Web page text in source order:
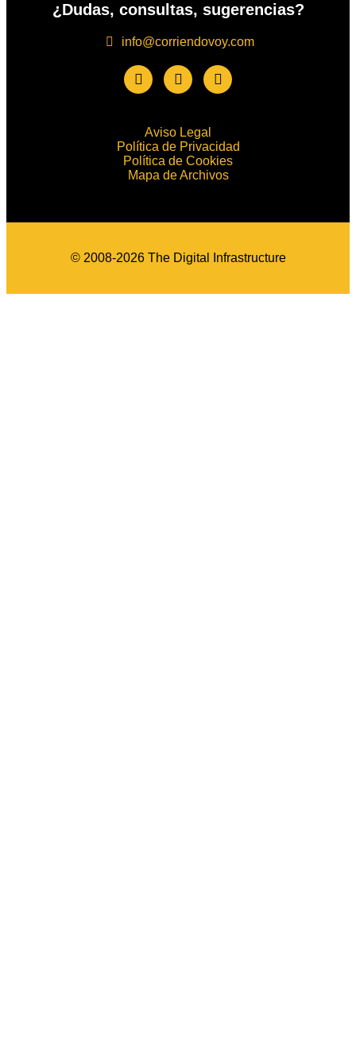
¿Dudas, consultas, sugerencias?
info@corriendovoy.com
Aviso Legal
Política de Privacidad
Política de Cookies
Mapa de Archivos
© 2008-2026 The Digital Infrastructure